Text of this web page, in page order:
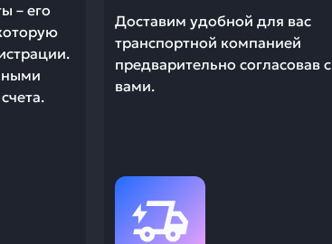
– его
Доставим удобной для вас
транспортной компанией
предварительно согласовав с
вами.